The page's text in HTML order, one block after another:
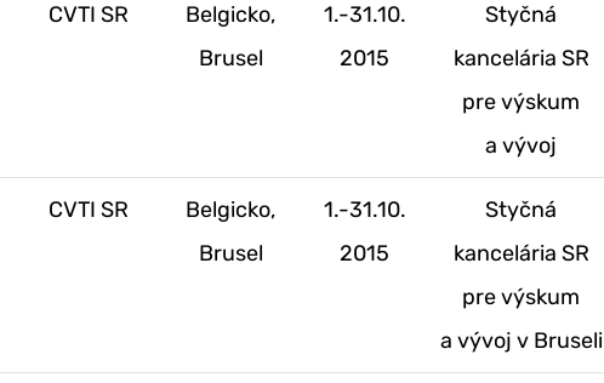
CVTI SR
Belgicko,
Brusel
1.-31.10.
2015
Styčná
kancelária SR
pre výskum
a vývoj
CVTI SR
Belgicko,
Brusel
1.-31.10.
2015
Styčná
kancelária SR
pre výskum
a vývoj v Bruseli